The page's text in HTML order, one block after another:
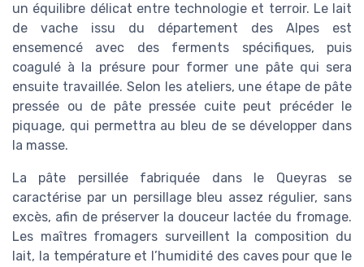
un équilibre délicat entre technologie et terroir. Le lait
de vache issu du département des Alpes est
ensemencé avec des ferments spécifiques, puis
coagulé à la présure pour former une pâte qui sera
ensuite travaillée. Selon les ateliers, une étape de pâte
pressée ou de pâte pressée cuite peut précéder le
piquage, qui permettra au bleu de se développer dans
la masse.
La pâte persillée fabriquée dans le Queyras se
caractérise par un persillage bleu assez régulier, sans
excès, afin de préserver la douceur lactée du fromage.
Les maîtres fromagers surveillent la composition du
lait, la température et l’humidité des caves pour que le